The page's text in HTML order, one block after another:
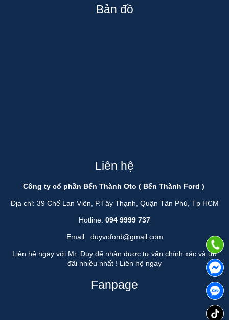
Bản đồ
Liên hệ
Công ty cổ phần Bến Thành Oto ( Bến Thành Ford )
Địa chỉ: 39 Chế Lan Viên, P.Tây Thạnh, Quận Tân Phú, Tp HCM
Hotline: 094 9999 737
Email: duyvoford@gmail.com
Liên hệ ngay với Mr. Duy để nhận được tư vấn chính xác và ưu
đãi nhiều nhất ! Liên hệ ngay
Fanpage